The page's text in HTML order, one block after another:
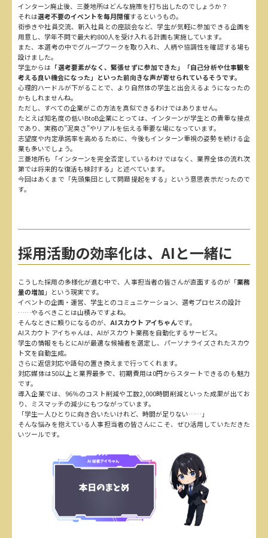
インターン廃止後、三菱地所はどんな施策を打ち出したのでしょうか？
それは選考不要のイベントを毎月開催するというもの。
街歩きや社員交流、新入社員との座談会など、学生が気軽に参加できる企画を
用意し、学年不問で最大約800人を受け入れる計画も実施しています。
また、本選考の中でグループワークを取り入れ、人柄や協調性を確認する場も
設けました。
学生からは 「選考要素がなく、緊張せずに参加できた」「自己分析や仕事観を
考える良い機会になった」といった前向きな声が寄せられているそうです。
心理的ハードルが下がることで、より自然体の学生と出会えるようになったの
かもしれませんね。
ただし、すべての企業がこの方法を真似できるわけではありません。
たとえば知名度の低いBtoB企業にとっては、インターンが学生との貴重な接点
であり、実務の”泥臭さ”やリアルを伝える重要な場になっています。
志望度や内定承諾率を高めるために、今後もインターン重視の姿勢を続ける企
業も多いでしょう。
三菱地所も「インターンを完全否定しているわけではなく、業界全体の流れ次
第では将来的な復活も検討する」と述べています。
今回はあくまで「先頭集団として問題提起をする」という意思表示だったので
す。
採用活動の効率化は、AIと一緒に
こうした採用の多様化が進む中で、人事担当者の皆さんが直面するのが「業務
量の増加 」という現実です。
イベントの企画・運営、学生とのコミュニケーション、選考プロセスの設計
……やるべきことは山積みですよね。
そんなときに頼りになるのが、 AIスカウト アイちゃんです。
AIスカウト アイちゃんは、AIがスカウト業務を自動化するサービス。
学生の情報をもとにAIが最適な候補者を選定し、パーソナライズされたスカウ
ト文を自動生成。
さらに返信対応や語句の置き換えまで行ってくれます。
対応媒体は50以上と業界最多で、初期費用は0円からスタートできるのも魅力
です。
導入企業では、96％のコスト削減や工数2,000時間削減といった成果が出てお
り、ミスマッチの減少にもつながっています。
「学生一人ひとりに向き合いたいけれど、時間が足りない……」
そんな悩みを抱えている人事担当者の皆さんにこそ、ぜひ活用していただきた
いツールです。